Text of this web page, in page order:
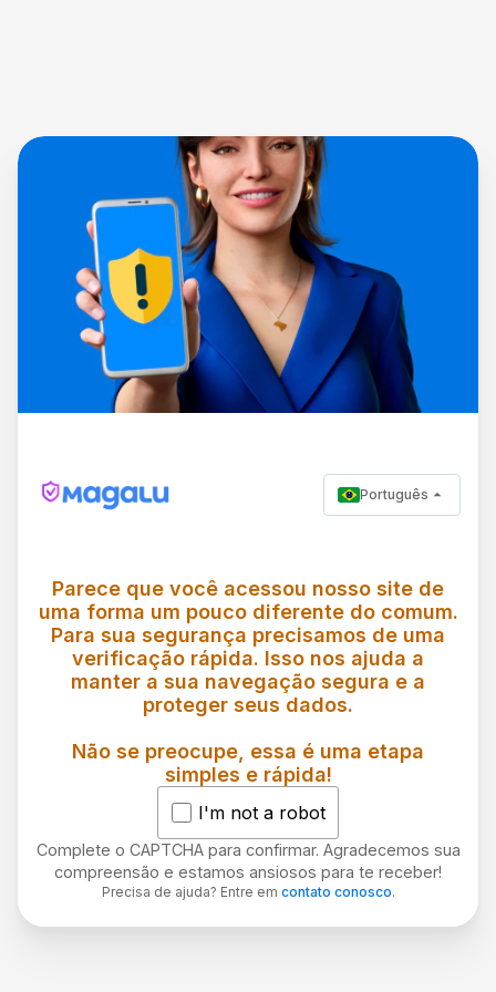
Português
Parece que você acessou nosso site de
uma forma um pouco diferente do comum.
Para sua segurança precisamos de uma
verificação rápida. Isso nos ajuda a
manter a sua navegação segura e a
proteger seus dados.
Não se preocupe, essa é uma etapa
simples e rápida!
I'm not a robot
Complete o CAPTCHA para confirmar. Agradecemos sua
compreensão e estamos ansiosos para te receber!
Precisa de ajuda? Entre em contato conosco.